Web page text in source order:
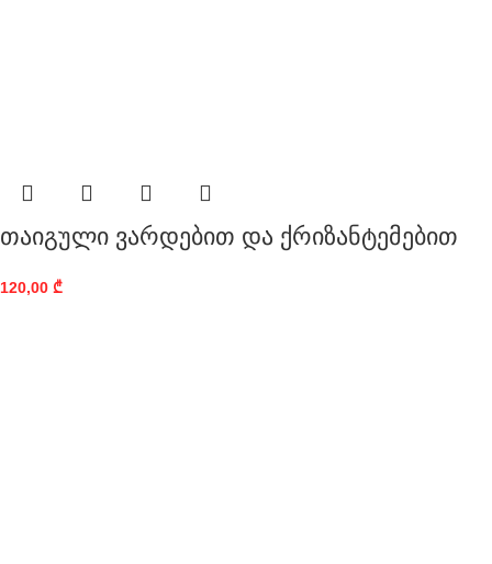
თაიგული ვარდებით და ქრიზანტემებით
120,00 ₾